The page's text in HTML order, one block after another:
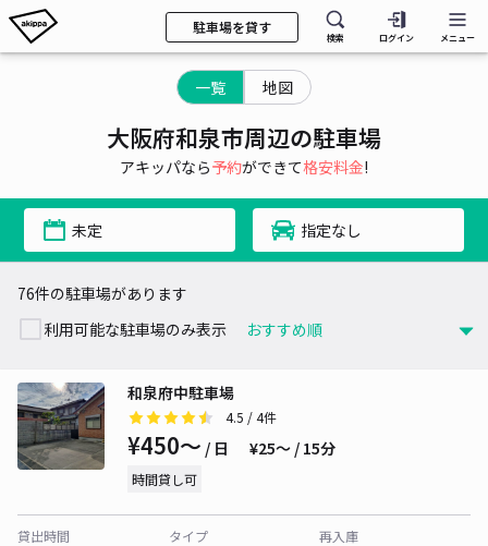
駐車場を貸す
検索 ログイン メニュー
一覧 地図
大阪府和泉市周辺の駐車場
アキッパなら予約ができて格安料金!
未定 指定なし
76件の駐車場があります
利用可能な駐車場のみ表示
和泉府中駐車場
4.5 / 4件
¥450〜 / 日 ¥25〜 / 15分
時間貸し可
貸出時間
タイプ
再入庫